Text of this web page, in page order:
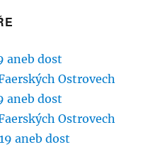
aneb dost
Ostrovech
aneb dost
Ostrovech
aneb dost